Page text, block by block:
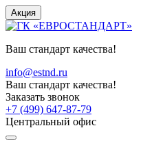
Акция
Ваш стандарт качества!
info@estnd.ru
Ваш стандарт качества!
Заказать звонок
+7 (499) 647-87-79
Центральный офис